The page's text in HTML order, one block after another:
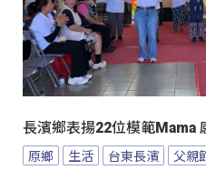
長濱鄉表揚22位模範Mama
原鄉 生活 台東長濱 父親